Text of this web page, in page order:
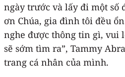
ngày trước và lấy đi một số
ơn Chúa, gia đình tôi đều
nghe được thông tin gì, vui
sẽ sớm tìm ra”, Tammy
trang cá nhân của mình.